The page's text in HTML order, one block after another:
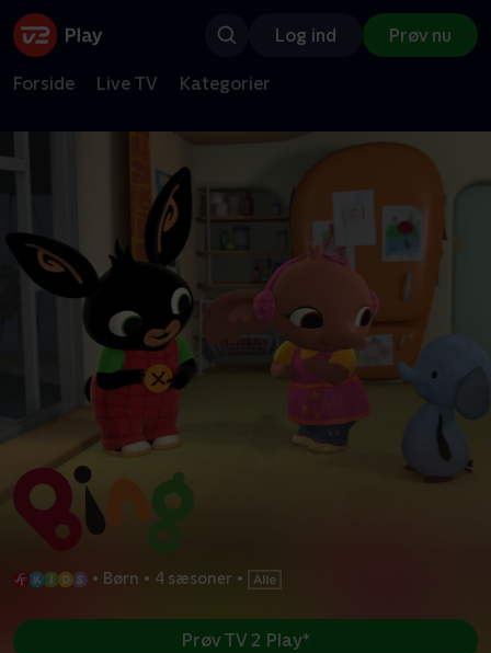
Log ind Prøv nu
Forside Live TV Kategorier
• Børn • 4 sæsoner •
Prøv TV 2 Play*